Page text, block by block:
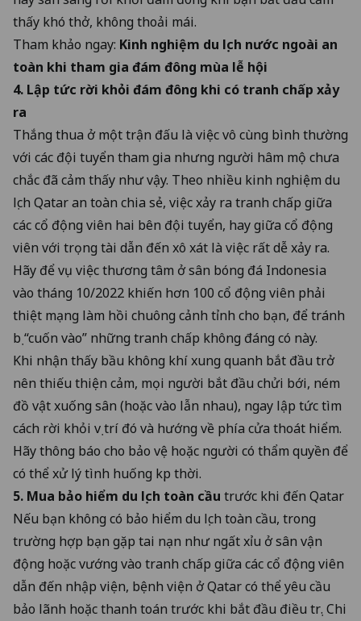
thấy khó thở, không thoải mái.
Tham khảo ngay: Kinh nghiệm du lịch nước ngoài an
toàn khi tham gia đám đông mùa lễ hội
4. Lập tức rời khỏi đám đông khi có tranh chấp xảy
ra
Thắng thua ở một trận đấu là việc vô cùng bình thường
với các đội tuyển tham gia nhưng người hâm mộ chưa
chắc đã cảm thấy như vậy. Theo nhiều kinh nghiệm du
lịch Qatar an toàn chia sẻ, việc xảy ra tranh chấp giữa
các cổ động viên hai bên đội tuyển, hay giữa cổ động
viên với trọng tài dẫn đến xô xát là việc rất dễ xảy ra.
Hãy đểvụ việc thương tâm ở sân bóng đá Indonesia
vào tháng 10/2022 khiến hơn 100 cổ động viên phải
thiệt mạng làm hồi chuông cảnh tỉnh cho bạn, để tránh
bị “cuốn vào” những tranh chấp không đáng có này.
Khi nhận thấy bầu không khí xung quanh bắt đầu trở
nên thiếu thiện cảm, mọi người bắt đầu chửi bới, ném
đồ vật xuống sân (hoặc vào lẫn nhau), ngay lập tức tìm
cách rời khỏi vị trí đó và hướng về phía cửa thoát hiểm.
Hãy thông báo cho bảo vệ hoặc người có thẩm quyền để
có thể xử lý tình huống kịp thời.
5. Mua bảo hiểm du lịch toàn cầu trước khi đến Qatar
Nếu bạn không có bảo hiểm du lịch toàn cầu, trong
trường hợp bạn gặp tai nạn như ngất xỉu ở sân vận
động hoặc vướng vào tranh chấp giữa các cổ động viên
dẫn đến nhập viện, bệnh viện ở Qatar có thể yêu cầu
bảo lãnh hoặc thanh toán trước khi bắt đầu điều trị. Chi